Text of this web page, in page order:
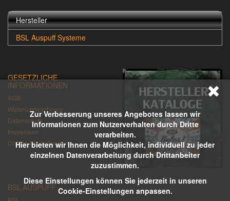
Zur Verbesserung unseres Angebotes lassen wir
Informationen zum Nutzerverhalten durch Dritte
verarbeiten.
Hier bieten wir Ihnen die Möglichkeit, individuell zu jeder
einzelnen Datenverarbeitung durch Drittanbeiter
zuzustimmen.
Diese Einstellungen können Sie jederzeit in unseren
Cookie-Einstellungen anpassen.
Hersteller
BSL Auspuff Systeme
GESETZLICHE
INFORMATIONEN
AGB
Widerrufsbelehrung
Datenschutz
Impressum
Cookie-Einstellungen
BSL-AUSPUFF